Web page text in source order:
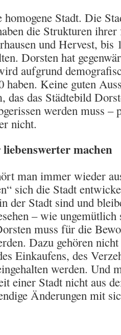
Stadt. Die
die Strukturen
und Hervest, bis
Dorsten hat
aufgrund
haben. Keine guten
das das Städtebild
werden muss
nicht.
liebenswerter
man immer wieder
sich die Stadt
der Stadt sind und
– wie
muss für die
Dazu gehören
Einkaufens, des
werden. Und
einer Stadt nicht aus
Änderungen mit